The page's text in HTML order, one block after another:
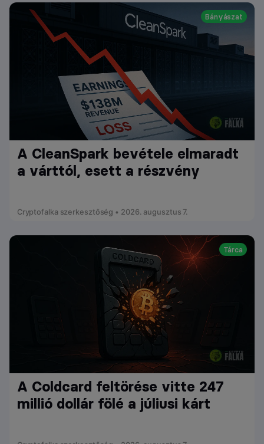
Bányászat
A CleanSpark bevétele elmaradt
a várttól, esett a részvény
Cryptofalka szerkesztőség • 2026. augusztus 7.
Tárca
A Coldcard feltörése vitte 247
millió dollár fölé a júliusi kárt